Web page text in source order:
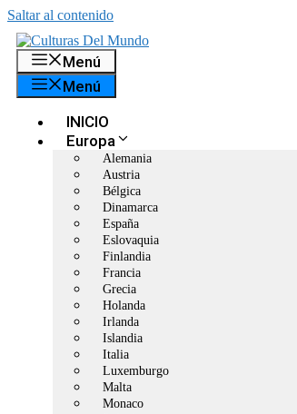
Saltar al contenido
Menú
Menú
INICIO
Europa
Alemania
Austria
Bélgica
Dinamarca
España
Eslovaquia
Finlandia
Francia
Grecia
Holanda
Irlanda
Islandia
Italia
Luxemburgo
Malta
Monaco